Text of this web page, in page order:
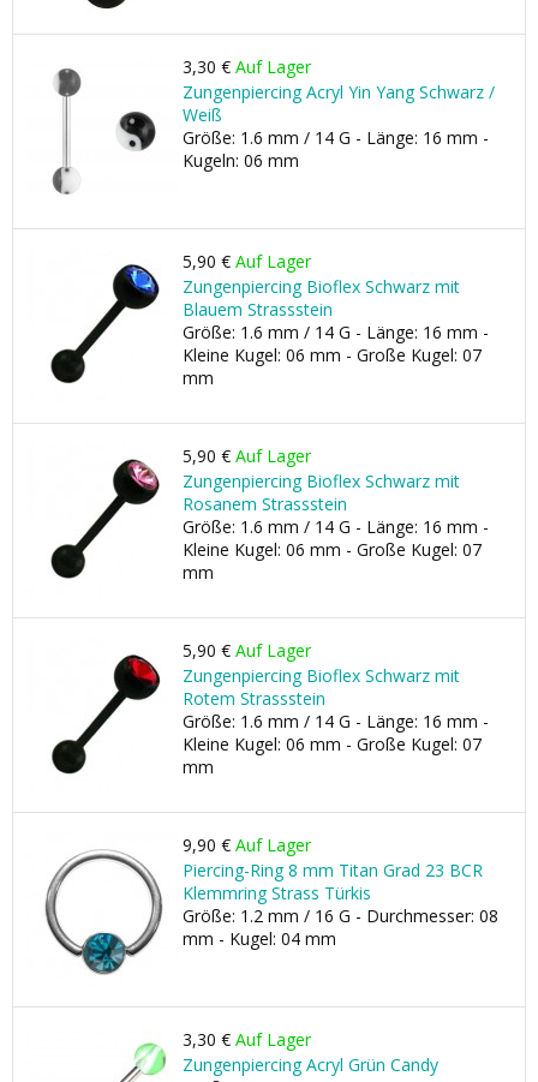
3,30 € Auf Lager
Zungenpiercing Acryl Yin Yang Schwarz /
Weiß
Größe: 1.6 mm / 14 G - Länge: 16 mm -
Kugeln: 06 mm
5,90 € Auf Lager
Zungenpiercing Bioflex Schwarz mit
Blauem Strassstein
Größe: 1.6 mm / 14 G - Länge: 16 mm -
Kleine Kugel: 06 mm - Große Kugel: 07
mm
5,90 € Auf Lager
Zungenpiercing Bioflex Schwarz mit
Rosanem Strassstein
Größe: 1.6 mm / 14 G - Länge: 16 mm -
Kleine Kugel: 06 mm - Große Kugel: 07
mm
5,90 € Auf Lager
Zungenpiercing Bioflex Schwarz mit
Rotem Strassstein
Größe: 1.6 mm / 14 G - Länge: 16 mm -
Kleine Kugel: 06 mm - Große Kugel: 07
mm
9,90 € Auf Lager
Piercing-Ring 8 mm Titan Grad 23 BCR
Klemmring Strass Türkis
Größe: 1.2 mm / 16 G - Durchmesser: 08
mm - Kugel: 04 mm
3,30 € Auf Lager
Zungenpiercing Acryl Grün Candy